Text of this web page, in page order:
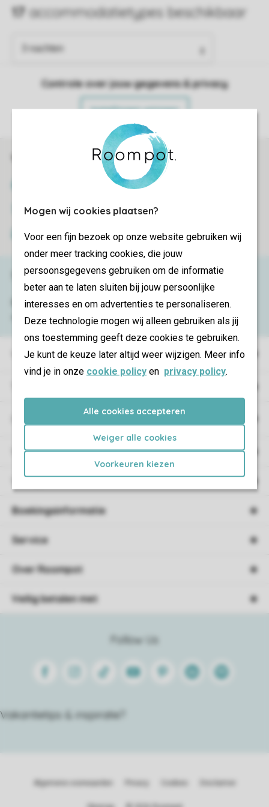
Mogen wij cookies plaatsen?
Voor een fijn bezoek op onze website gebruiken wij
onder meer tracking cookies, die jouw
persoonsgegevens gebruiken om de informatie
beter aan te laten sluiten bij jouw persoonlijke
interesses en om advertenties te personaliseren.
Deze technologie mogen wij alleen gebruiken als jij
ons toestemming geeft deze cookies te gebruiken.
Je kunt de keuze later altijd weer wijzigen. Meer info
vind je in onze cookie policy en privacy policy.
Alle cookies accepteren
Weiger alle cookies
Voorkeuren kiezen
Controle over jouw gegevens & privacy
Instellingen wijzigen
Veilig en snel online boeken
Veilige gegevensoverdracht
Veilige betaling
Vakantieparken
Campings
Vakantieverblijf
Verblijf
Service & contact
Bekijk deveelgestelde vragenof neem
contact op met het Contact Center .
Follow Us
FacebookInstagram
Tiktok Youtube PinterestLinkedinSpotify
Vakantietips & inspiratie?
Boekingsinformatie
Service
Over Roompot
Veilig betalen met